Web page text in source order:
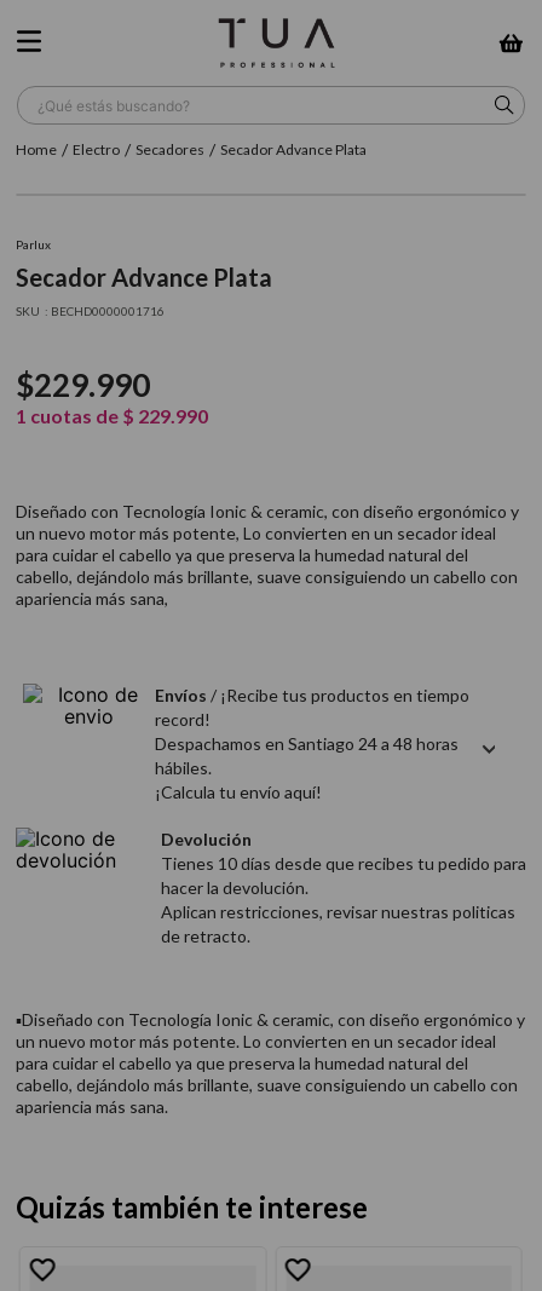
¿Qué estás buscando?
Electro Secadores Secador Advance Plata
Parlux
Secador Advance Plata
: BECHD0000001716
$229.990
1 cuotas de $ 229.990
Diseñado con Tecnología Ionic & ceramic, con diseño ergonómico y
un nuevo motor más potente, Lo convierten en un secador ideal
para cuidar el cabello ya que preserva la humedad natural del
cabello, dejándolo más brillante, suave consiguiendo un cabello con
apariencia más sana,
Envíos / ¡Recibe tus productos en tiempo
record!
Despachamos en Santiago 24 a 48 horas
hábiles.
¡Calcula tu envío aquí!
Devolución
Tienes 10 días desde que recibes tu pedido para
hacer la devolución.
Aplican restricciones, revisar nuestras politicas
de retracto.
▪Diseñado con Tecnología Ionic & ceramic, con diseño ergonómico y
un nuevo motor más potente. Lo convierten en un secador ideal
para cuidar el cabello ya que preserva la humedad natural del
cabello, dejándolo más brillante, suave consiguiendo un cabello con
apariencia más sana.
Quizás también te interese
TÉRMINOS MÁS BUSCADOS
5. cepillo
6. gama
8. loreal
9. acondicionador
10. protector térmico